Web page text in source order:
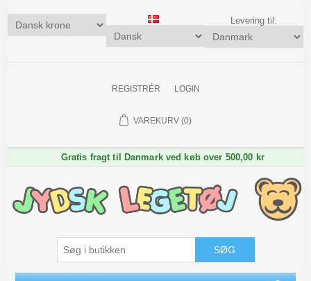
Levering til:
REGISTRÉR LOGIN
VAREKURV (0)
Gratis fragt til Danmark ved køb over 500,00 kr
SØG